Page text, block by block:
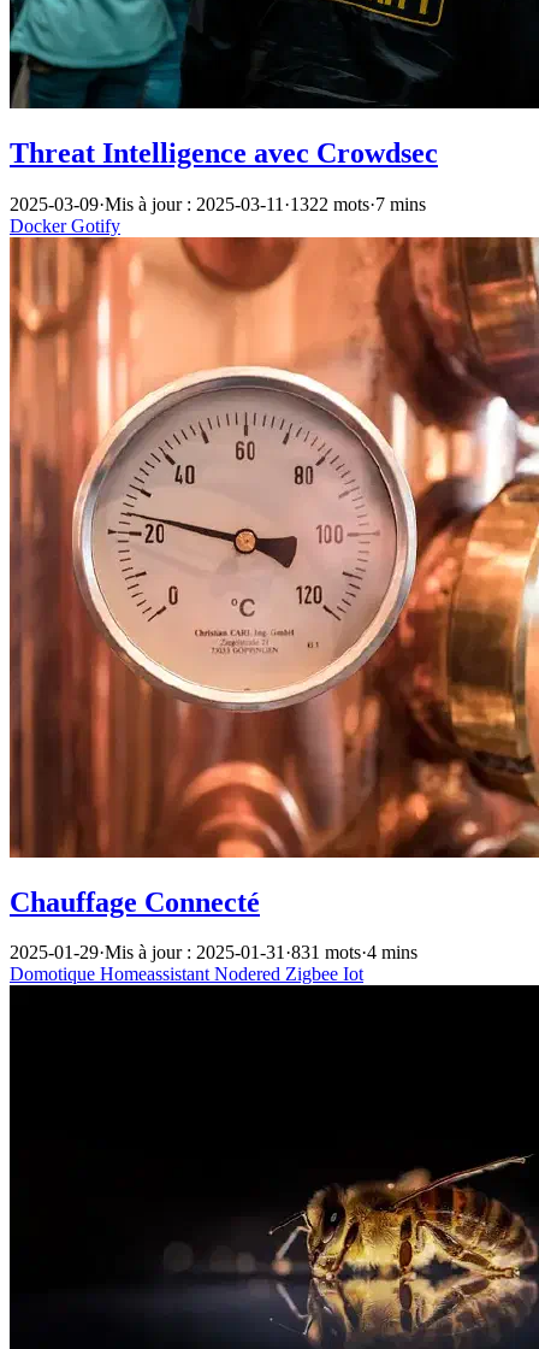
Threat Intelligence avec Crowdsec
2025-03-09·Mis à jour : 2025-03-11 ·1322 mots·7 mins
DockerGotify
Chauffage Connecté
2025-01-29·Mis à jour : 2025-01-31·831 mots·4 mins
Domotique HomeassistantNodered Zigbee Iot